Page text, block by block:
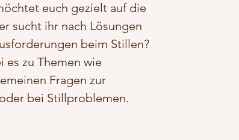
euch gezielt auf die
sucht ihr nach Lösungen
beim Stillen?
es zu Themen wie
Fragen zur
bei Stillproblemen.